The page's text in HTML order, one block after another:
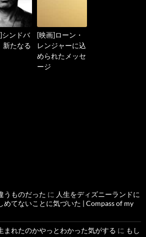
ンドバ
たなる
[映画]ローン・
レンジャーに込
められたメッセ
ージ
うものだった に 人生をディズニーランドに
めてないことに気づいた | Compass of my
まれたのかやっとわかった気がする に もし